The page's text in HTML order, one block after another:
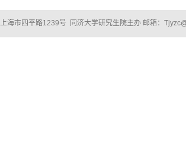
市四平路1239号 同济大学研究生院主办 邮箱：